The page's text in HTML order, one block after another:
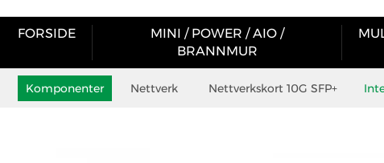
FORSIDE
MINI / POWER / AIO /
BRANNMUR
Komponenter Nettverk Nettverkskort 10G SFP+